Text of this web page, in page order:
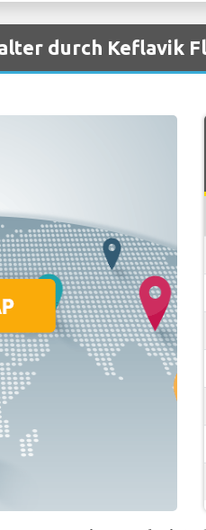
durch Keflavik